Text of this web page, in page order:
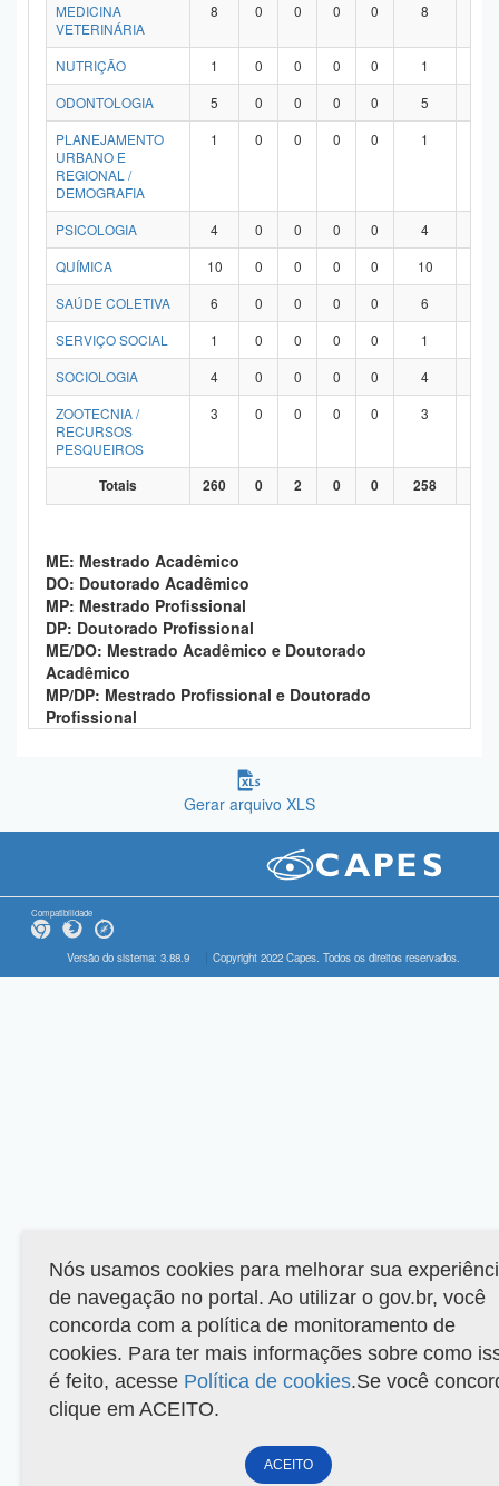
MEDICINA
VETERINÁRIA
8 0 0 0 0 8
NUTRIÇÃO 1 0 0 0 0 1
ODONTOLOGIA
5 0 0 0 0 5
PLANEJAMENTO
URBANO E
REGIONAL /
DEMOGRAFIA
1 0 0 0 0 1
PSICOLOGIA 4 0 0 0 0 4
QUÍMICA
10 0 0 0 0 10
SAÚDE COLETIVA
6 0 0 0 0 6
SERVIÇO SOCIAL
1 0 0 0 0 1
SOCIOLOGIA
4 0 0 0 0 4
ZOOTECNIA /
RECURSOS
PESQUEIROS
3 0 0 0 0 3
Totais 260 0 2 0 0 258
ME: Mestrado Acadêmico
DO: Doutorado Acadêmico
MP: Mestrado Profissional
DP: Doutorado Profissional
ME/DO: Mestrado Acadêmico e Doutorado
Acadêmico
MP/DP: Mestrado Profissional e Doutorado
Profissional
Gerar arquivo XLS
Compatibilidade
Versão do sistema: 3.88.9 Copyright 2022 Capes. Todos os direitos reservados.
Nós usamos cookies para melhorar sua
de navegação no portal. Ao utilizar o gov.br, você
concorda com a política de monitoramento de
cookies. Para ter mais informações sobre como
é feito, acesse Política de cookies.Se você
clique em ACEITO.
ACEITO